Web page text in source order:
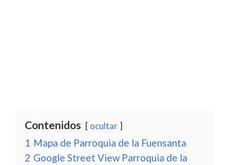
Contenidos ocultar
1 Mapa de Parroquia de la Fuensanta
2 Google Street View Parroquia de la